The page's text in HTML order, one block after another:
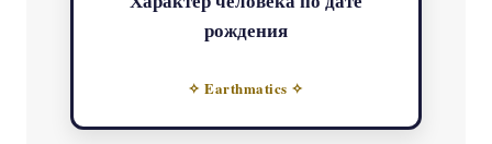
рождения
✧ Earthmatics ✧